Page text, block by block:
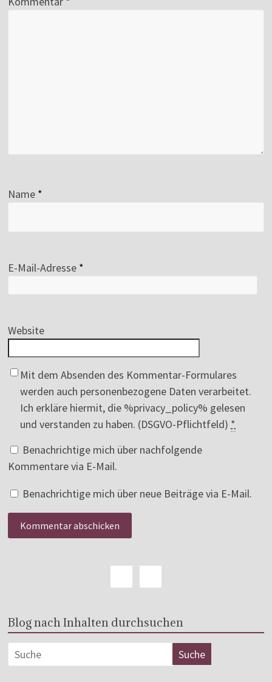
Name *
E-Mail-Adresse *
Website
Mit dem Absenden des Kommentar-Formulares
werden auch personenbezogene Daten verarbeitet.
Ich erkläre hiermit, die %privacy_policy% gelesen
und verstanden zu haben. (DSGVO-Pflichtfeld) *
Benachrichtige mich über nachfolgende
Kommentare via E-Mail.
Benachrichtige mich über neue Beiträge via E-Mail.
Blog nach Inhalten durchsuchen